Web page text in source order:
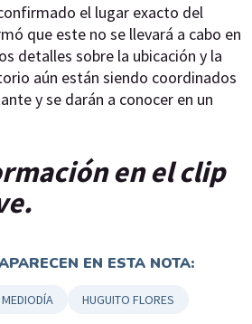
el lugar exacto del
que este no se llevará a cabo en
detalles sobre la ubicación y la
aún están siendo coordinados
y se darán a conocer en un
en el clip
EN ESTA NOTA:
HUGUITO FLORES